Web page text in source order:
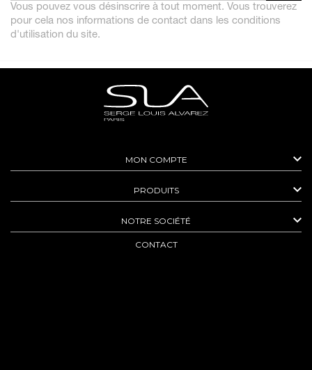
Vous pouvez vous désinscrire à tout moment. Vous trouverez
pour cela nos informations de contact dans les conditions
d'utilisation du site.
MON COMPTE 
PRODUITS 
NOTRE SOCIÉTÉ 
CONTACT